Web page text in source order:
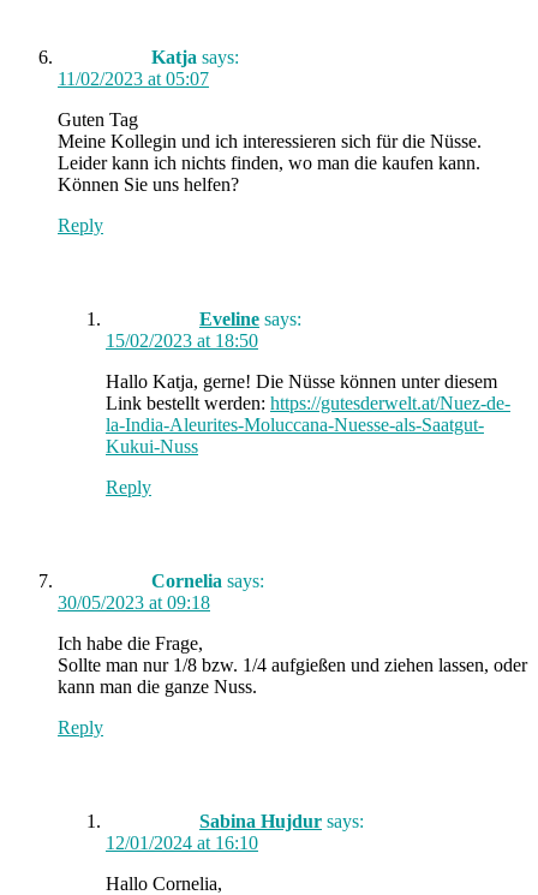
Katja says:
11/02/2023 at 05:07
Guten Tag
Meine Kollegin und ich interessieren sich für die Nüsse.
Leider kann ich nichts finden, wo man die kaufen kann.
Können Sie uns helfen?
Reply
Eveline says:
15/02/2023 at 18:50
Hallo Katja, gerne! Die Nüsse können unter diesem
Link bestellt werden: https://gutesderwelt.at/Nuez-de-
la-India-Aleurites-Moluccana-Nuesse-als-Saatgut-
Kukui-Nuss
Reply
Cornelia says:
30/05/2023 at 09:18
Ich habe die Frage,
Sollte man nur 1/8 bzw. 1/4 aufgießen und ziehen lassen, oder
kann man die ganze Nuss.
Reply
Sabina Hujdur says:
12/01/2024 at 16:10
Hallo Cornelia,